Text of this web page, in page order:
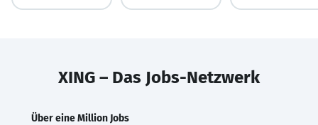
XING – Das Jobs-Netzwerk
Über eine Million Jobs